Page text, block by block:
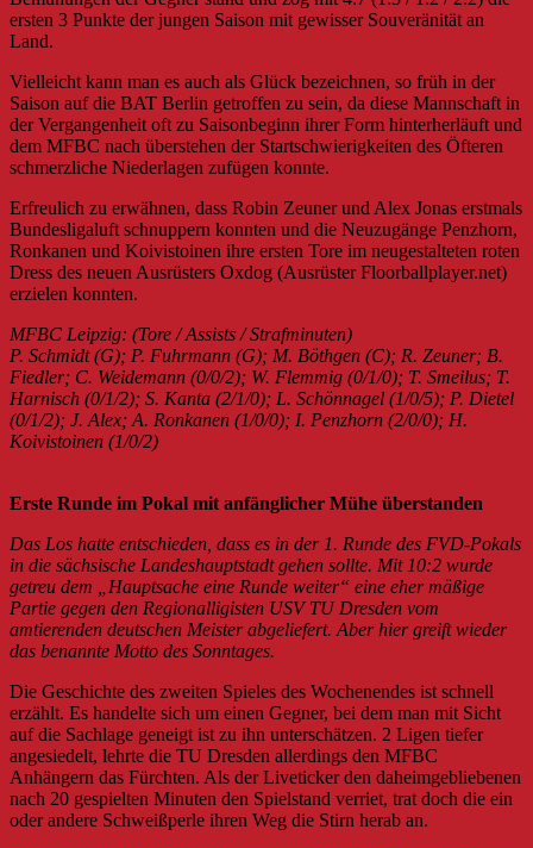
ersten 3 Punkte der jungen Saison mit gewisser Souveränität an
Land.
Vielleicht kann man es auch als Glück bezeichnen, so früh in der
Saison auf die BAT Berlin getroffen zu sein, da diese Mannschaft in
der Vergangenheit oft zu Saisonbeginn ihrer Form hinterherläuft und
dem MFBC nach überstehen der Startschwierigkeiten des Öfteren
schmerzliche Niederlagen zufügen konnte.
Erfreulich zu erwähnen, dass Robin Zeuner und Alex Jonas erstmals
Bundesligaluft schnuppern konnten und die Neuzugänge Penzhorn,
Ronkanen und Koivistoinen ihre ersten Tore im neugestalteten roten
Dress des neuen Ausrüsters Oxdog (Ausrüster Floorballplayer.net)
erzielen konnten.
MFBC Leipzig: (Tore / Assists / Strafminuten)
P. Schmidt (G); P. Fuhrmann (G); M. Böthgen (C); R. Zeuner; B.
Fiedler; C. Weidemann (0/0/2); W. Flemmig (0/1/0); T. Smeilus; T.
Harnisch (0/1/2); S. Kanta (2/1/0); L. Schönnagel (1/0/5); P. Dietel
(0/1/2); J. Alex; A. Ronkanen (1/0/0); I. Penzhorn (2/0/0); H.
Koivistoinen (1/0/2)
Erste Runde im Pokal mit anfänglicher Mühe überstanden
Das Los hatte entschieden, dass es in der 1. Runde des FVD-Pokals
in die sächsische Landeshauptstadt gehen sollte. Mit 10:2 wurde
getreu dem „Hauptsache eine Runde weiter“ eine eher mäßige
Partie gegen den Regionalligisten USV TU Dresden vom
amtierenden deutschen Meister abgeliefert. Aber hier greift wieder
das benannte Motto des Sonntages.
Die Geschichte des zweiten Spieles des Wochenendes ist schnell
erzählt. Es handelte sich um einen Gegner, bei dem man mit Sicht
auf die Sachlage geneigt ist zu ihn unterschätzen. 2 Ligen tiefer
angesiedelt, lehrte die TU Dresden allerdings den MFBC
Anhängern das Fürchten. Als der Liveticker den daheimgebliebenen
nach 20 gespielten Minuten den Spielstand verriet, trat doch die ein
oder andere Schweißperle ihren Weg die Stirn herab an.